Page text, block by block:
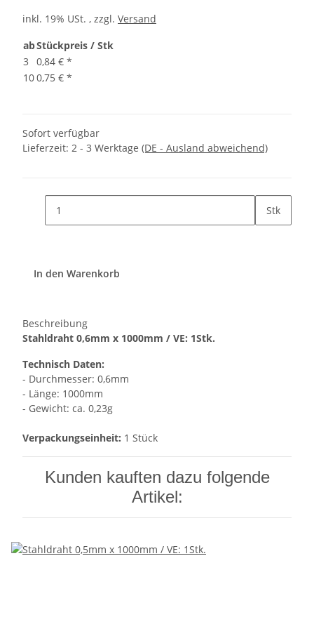
inkl. 19% USt. , zzgl. Versand
abStückpreis / Stk
3
0,84 € *
100,75 € *
Sofort verfügbar
Lieferzeit: 2 - 3 Werktage (DE - Ausland abweichend)
Stk
In den Warenkorb
Beschreibung
Stahldraht 0,6mm x 1000mm / VE: 1Stk.
Technisch Daten:
- Durchmesser: 0,6mm
- Länge: 1000mm
- Gewicht: ca. 0,23g
Verpackungseinheit: 1 Stück
Kunden kauften dazu folgende
Artikel: